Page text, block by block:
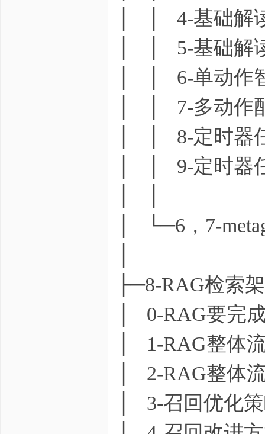
│ │ 4-基础解
│ │ 5-基础解
│ │ 6-单动作
│ │ 7-多动作
│ │ 8-定时器
│ │ 9-定时器
│ └─6，7-
├─8-RAG检索
│ 0-RAG要完
│ 1-RAG整体
│ 2-RAG整体
│ 3-召回优化